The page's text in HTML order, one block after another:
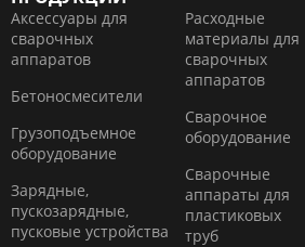
Аксессуары для
сварочных
аппаратов
Бетоносмесители
Грузоподъемное
оборудование
Зарядные,
пускозарядные,
пусковые устройства
Расходные
материалы для
сварочных
аппаратов
Сварочное
оборудование
Сварочные
аппараты для
пластиковых
труб